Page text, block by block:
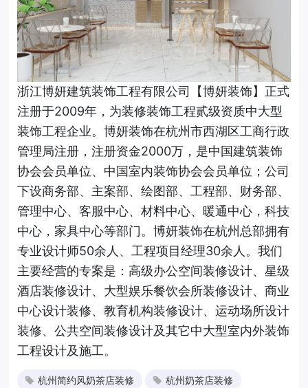
浙江博妍建筑装饰工程有限公司【博妍装饰】正式
注册于2009年，为装修装饰工程贰级资质中大型
装饰工程企业。博妍装饰在杭州市西湖区工商行政
管理局注册，注册资金2000万，是中国建筑装饰
协会会员单位、中国室内装饰协会会员单位；公司
下设商务部、主案部、绘图部、工程部、财务部、
管理中心、客服中心、材料中心、暖通中心，科技
中心，家具中心等部门。博妍装饰在杭州总部拥有
专业设计师50余人、工程项目经理30余人。我们
主要经营的专案是：高级办公空间装修设计、星级
酒店装修设计、大型娱乐餐饮会所装修设计、商业
中心设计装修、教育机构装修设计、运动场所设计
装修、公共空间装修设计及其它中大型室内外装饰
工程设计及施工。
杭州简约风奶茶店装修 杭州奶茶店装修